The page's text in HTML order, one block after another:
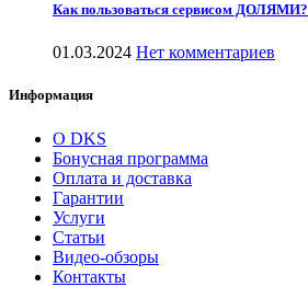
Как пользоваться сервисом ДОЛЯМИ?
01.03.2024 Нет комментариев
Информация
О DKS
Бонусная программа
Оплата и доставка
Гарантии
Услуги
Статьи
Видео-обзоры
Контакты